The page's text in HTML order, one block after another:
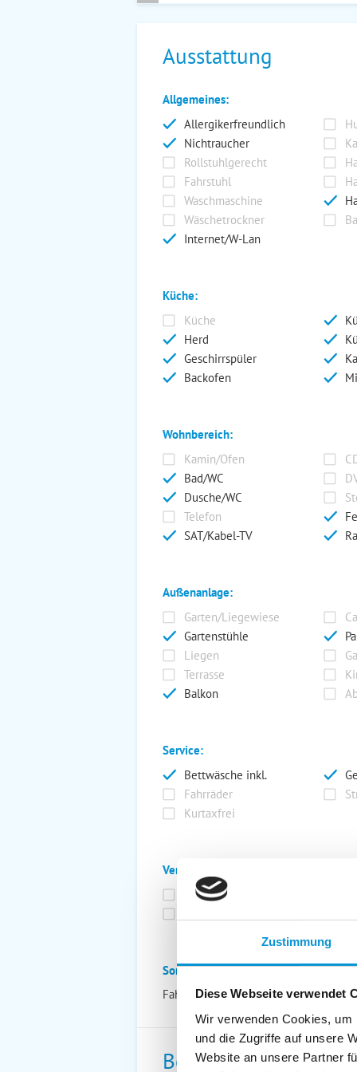
Zustimmung
Diese Webseite verwendet
Wir verwenden Cookies,
und die Zugriffe auf unsere
Website an unsere Partner
Ausstattung
Allgemeines:
Allergikerfreundlich
Nichtraucher
Rollstuhlgerecht
Fahrstuhl
Waschmaschine
Wäschetrockner
Internet/W-Lan
Küche:
Küche
Herd
Geschirrspüler
Backofen
Wohnbereich:
Kamin/Ofen
Bad/WC
Dusche/WC
Telefon
SAT/Kabel-TV
Außenanlage:
Garten/Liegewiese
Gartenstühle
Liegen
Terrasse
Balkon
Service:
Bettwäsche inkl.
Fahrräder
Kurtaxfrei
Verpflegung:
Brötchenservice
Sonstiges:
Fahrradverleih nebenan!
Beschreibung